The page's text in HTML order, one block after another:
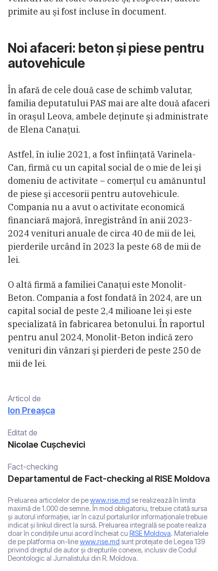
primite au și fost incluse în document.
Noi afaceri: beton și piese pentru
autovehicule
În afară de cele două case de schimb valutar,
familia deputatului PAS mai are alte două afaceri
în oraşul Leova, ambele deţinute şi administrate
de Elena Canaţui.
Astfel, în iulie 2021, a fost înfiinţată Varinela-
Can, firmă cu un capital social de o mie de lei şi
domeniu de activitate – comerţul cu amănuntul
de piese şi accesorii pentru autovehicule.
Compania nu a avut o activitate economică
financiară majoră, înregistrând în anii 2023-
2024 venituri anuale de circa 40 de mii de lei,
pierderile urcând în 2023 la peste 68 de mii de
lei.
O altă firmă a familiei Canaţui este Monolit-
Beton. Compania a fost fondată în 2024, are un
capital social de peste 2,4 milioane lei și este
specializată în fabricarea betonului. În raportul
pentru anul 2024, Monolit-Beton indică zero
venituri din vânzari şi pierderi de peste 250 de
mii de lei.
Articol de
Ion Preașca
Editat de
Nicolae Cușchevici
Fact-checking
Departamentul de Fact-checking al RISE Moldova
Preluarea articolelor de pewww.rise.md se realizează în limita
maximă de 1.000 de semne. În mod obligatoriu, trebuie citată sursa
și autorul informației, iar în cazul portalurilor informaționale trebuie
indicat și linkul direct la sursă. Preluarea integrală se poate realiza
doar în condițiile unui acord încheiat cu RISE Moldova. Materialele
de pe platforma on-linewww.rise.md sunt protejate de Legea 139
privind dreptul de autor și drepturile conexe, inclusiv de Codul
Deontologic al Jurnalistului din R. Moldova.